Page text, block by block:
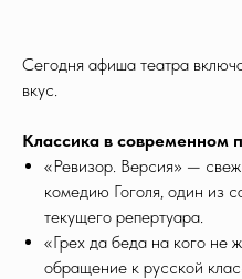
Сегодня афиша театра
вкус.
Классика в современном
«Ревизор. Версия» —
комедию Гоголя, один из
текущего репертуара.
«Грех да беда на кого не
обращение к русской